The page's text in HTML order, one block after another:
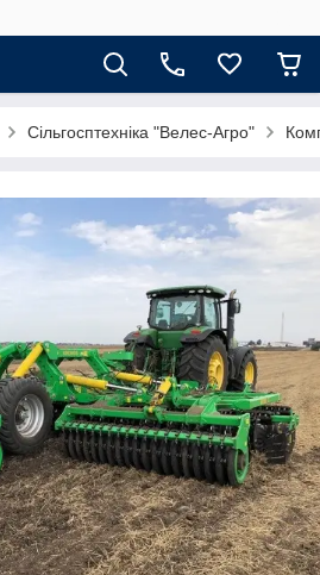
Сільгосптехніка "Велес-Агро"